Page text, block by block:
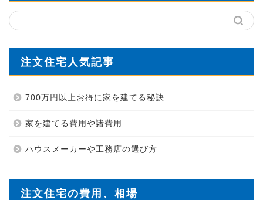
注文住宅人気記事
700万円以上お得に家を建てる秘訣
家を建てる費用や諸費用
ハウスメーカーや工務店の選び方
注文住宅の費用、相場